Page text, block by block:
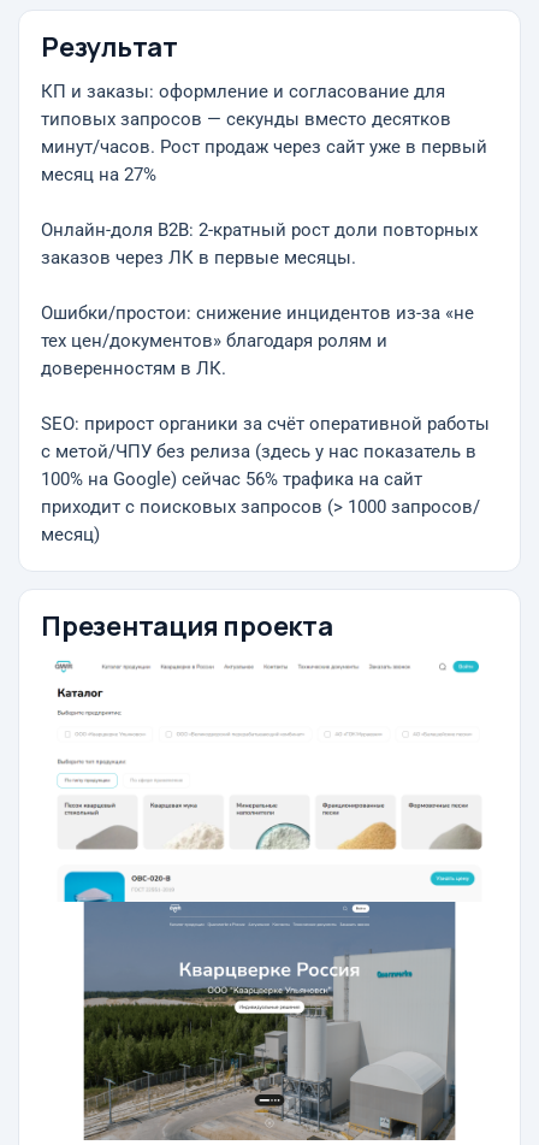
Результат
КП и заказы: оформление и согласование для
типовых запросов — секунды вместо десятков
минут/часов. Рост продаж через сайт уже в первый
месяц на 27%
Онлайн-доля B2B: 2-кратный рост доли повторных
заказов через ЛК в первые месяцы.
Ошибки/простои: снижение инцидентов из-за «не
тех цен/документов» благодаря ролям и
доверенностям в ЛК.
SEO: прирост органики за счёт оперативной работы
с метой/ЧПУ без релиза (здесь у нас показатель в
100% на Google) сейчас 56% трафика на сайт
приходит с поисковых запросов (> 1000 запросов/
месяц)
Презентация проекта